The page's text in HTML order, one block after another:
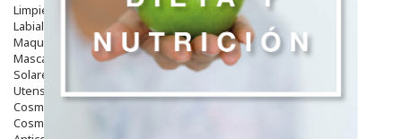
Limpieza
Labiales
Maquillajes Y Color
Mascarillas
Solares
Utensilios
Cosmética Capilar
Cosmética Corporal